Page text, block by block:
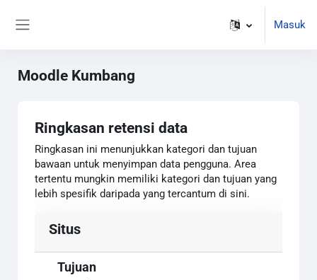
Masuk
Moodle Kumbang
Ringkasan retensi data
Ringkasan ini menunjukkan kategori dan tujuan
bawaan untuk menyimpan data pengguna. Area
tertentu mungkin memiliki kategori dan tujuan yang
lebih spesifik daripada yang tercantum di sini.
Situs
Tujuan